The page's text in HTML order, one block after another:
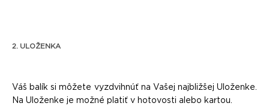
2. ULOŽENKA
Váš balík si môžete vyzdvihnúť na Vašej najbližšej Uloženke.
Na Uloženke je možné platiť v hotovosti alebo kartou.